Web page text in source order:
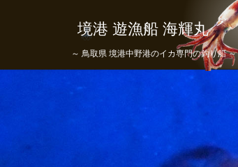
境港 遊漁船 海輝丸
～ 鳥取県 境港中野港のイカ専門の釣り船 ～